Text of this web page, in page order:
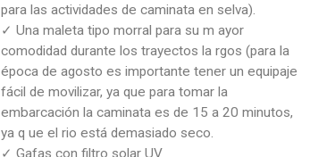
para las actividades de caminata en selva).
✓ Una maleta tipo morral para su m ayor
comodidad durante los trayectos la rgos (para la
época de agosto es importante tener un equipaje
fácil de movilizar, ya que para tomar la
embarcación la caminata es de 15 a 20 minutos,
ya q ue el rio está demasiado seco.
✓ Gafas con filtro solar UV